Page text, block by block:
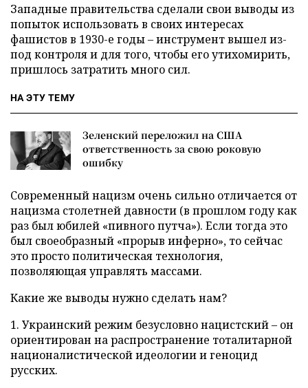
Западные правительства сделали свои выводы из
попыток использовать в своих интересах
фашистов в 1930-е годы – инструмент вышел из-
под контроля и для того, чтобы его утихомирить,
пришлось затратить много сил.
НА ЭТУ ТЕМУ
Зеленский переложил на США
ответственность за свою роковую
ошибку
Современный нацизм очень сильно отличается от
нацизма столетней давности (в прошлом году как
раз был юбилей «пивного путча»). Если тогда это
был своеобразный «прорыв инферно», то сейчас
это просто политическая технология,
позволяющая управлять массами.
Какие же выводы нужно сделать нам?
1. Украинский режим безусловно нацистский – он
ориентирован на распространение тоталитарной
националистической идеологии и геноцид
русских.